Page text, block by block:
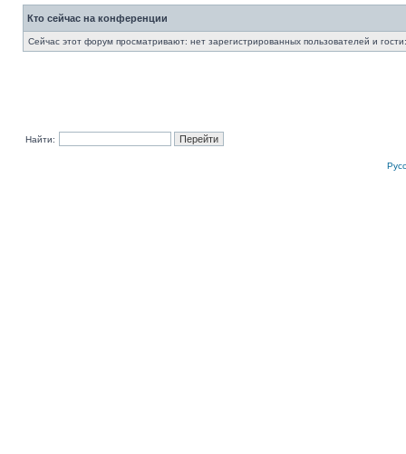
Кто сейчас на конференции
Сейчас этот форум просматривают: нет зарегистрированных пользователей и
Найти: